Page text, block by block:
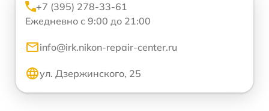
+7 (395) 278-33-61
Ежедневно с 9:00 до 21:00
info@irk.nikon-repair-center.ru
ул. Дзержинского, 25